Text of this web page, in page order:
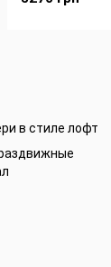
в стиле лофт